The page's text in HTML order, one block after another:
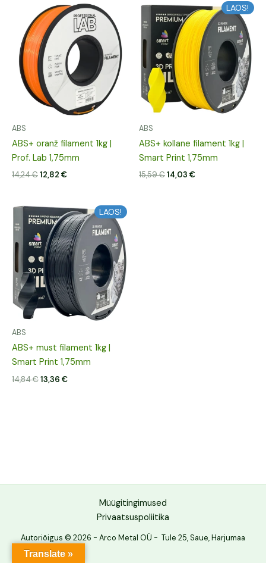
ABS
ABS+ oranž filament 1kg |
Prof. Lab 1,75mm
14,24€
Algne
hind
oli:
14,24 €.
12,82 €
Praegune
hind
on:
12,82 €.
LAOS!
ABS
ABS+ kollane filament 1kg |
Smart Print 1,75mm
15,59€
Algne
hind
15,59 €.
14,03 €
Praegune
hind
on:
14,03 €.
LAOS!
ABS
ABS+ must filament 1kg |
Smart Print 1,75mm
14,84€
Algne
hind
oli:
14,84 €.
13,36 €
Praegune
hind
on:
13,36 €.
Müügitingimused
Privaatsuspoliitika
Autoriõigus © 2026 - Arco Metal OÜ - Tule 25, Saue, Harjumaa
Translate »